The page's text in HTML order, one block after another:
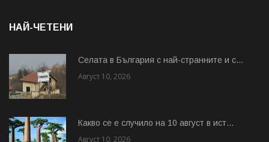
НАЙ-ЧЕТЕНИ
Cелата в България с най-странните и с...
Август 10, 2026
Какво се е случило на 10 август в ист...
Август 10, 2026